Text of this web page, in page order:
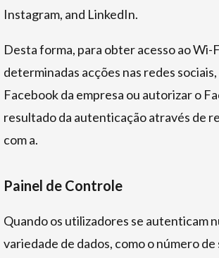
Instagram, and LinkedIn.
Desta forma, para obter acesso ao Wi-
determinadas acções nas redes
Facebook da empresa ou autorizar o
resultado da autenticação através de
com a.
Painel de Controle
Quando os utilizadores se autenticam
variedade de dados, como o número